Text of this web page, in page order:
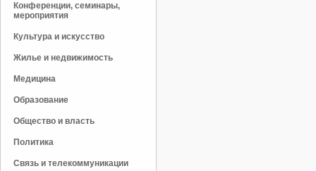
Конференции, семинары,
мероприятия
Культура и искусство
Жилье и недвижимость
Медицина
Образование
Общество и власть
Политика
Связь и телекоммуникации